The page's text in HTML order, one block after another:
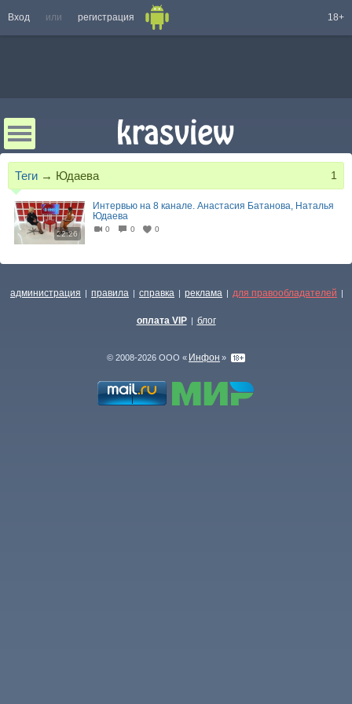
Вход или регистрация 18+
Теги → Юдаева 1
22:26
Интервью на 8 канале. Анастасия Батанова, Наталья
Юдаева
0 0 0
администрация | правила | справка | реклама | для правообладателей |
оплата VIP | блог
© 2008-2026 ООО « Инфон »